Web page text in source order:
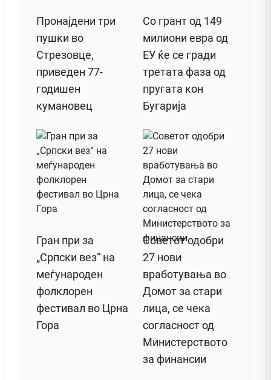
Пронајдени три
пушки во
Стрезовце,
приведен 77-
годишен
кумановец
Со грант од 149
милиони евра од
ЕУ ќе се гради
третата фаза од
пругата кон
Бугарија
Гран при за
„Српски вез“ на
меѓународен
фолклорен
фестивал во Црна
Гора
Советот одобри
27 нови
вработувања во
Домот за стари
лица, се чека
согласност од
Министерството
за финансии